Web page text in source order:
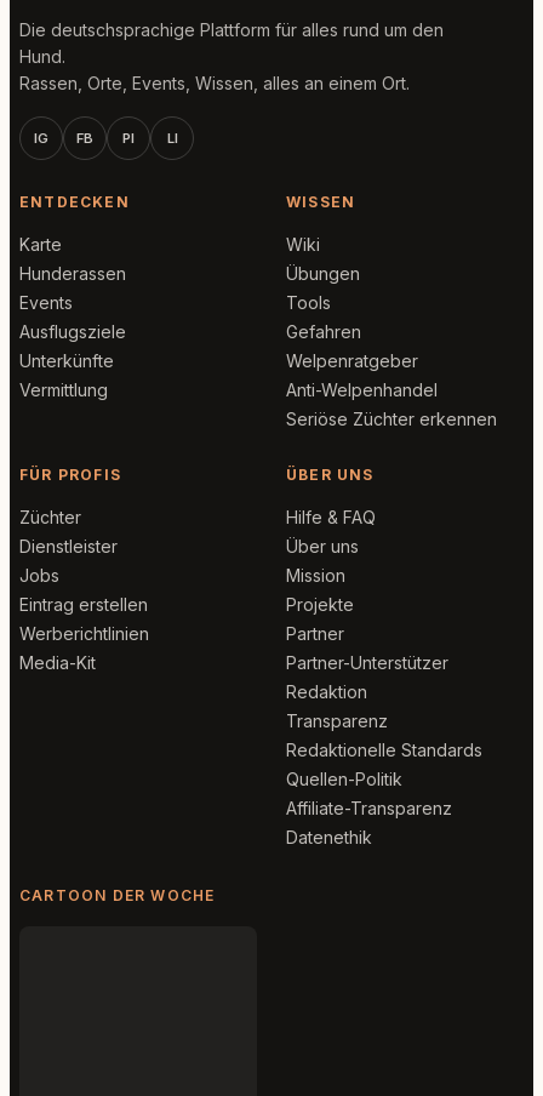
Die deutschsprachige Plattform für alles rund um den
Hund.
Rassen, Orte, Events, Wissen, alles an einem Ort.
IG FB PI LI
ENTDECKEN
Karte
Hunderassen
Events
Ausflugsziele
Unterkünfte
Vermittlung
WISSEN
Wiki
Übungen
Tools
Gefahren
Welpenratgeber
Anti-Welpenhandel
Seriöse Züchter erkennen
FÜR PROFIS
Züchter
Dienstleister
Jobs
Eintrag erstellen
Werberichtlinien
Media-Kit
ÜBER UNS
Hilfe & FAQ
Über uns
Mission
Projekte
Partner
Partner-Unterstützer
Redaktion
Transparenz
Redaktionelle Standards
Quellen-Politik
Affiliate-Transparenz
Datenethik
CARTOON DER WOCHE